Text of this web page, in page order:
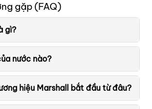
gặp (FAQ)
gì?
nước nào?
hiệu Marshall bắt đầu từ đâu?